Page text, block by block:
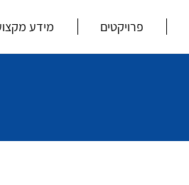
פרויקטים מידע